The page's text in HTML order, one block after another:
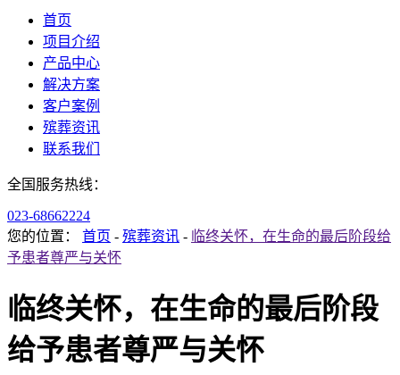
首页
项目介绍
产品中心
解决方案
客户案例
殡葬资讯
联系我们
全国服务热线：
023-68662224
您的位置：
首页 - 殡葬资讯 - 临终关怀，在生命的最后阶段给
予患者尊严与关怀
临终关怀，在生命的最后阶段
给予患者尊严与关怀